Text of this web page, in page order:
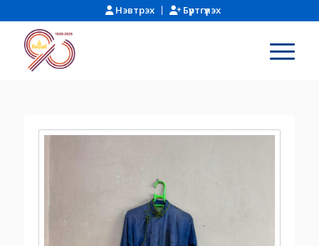
Нэвтрэх Бүртгүүлэх